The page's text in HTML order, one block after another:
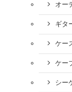
オー
ギタ
ケー
ケー
シー